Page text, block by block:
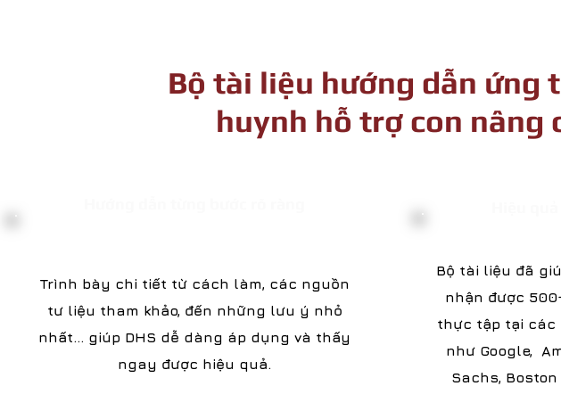
Bộ tài liệu hướng dẫn ứng
huynh hỗ trợ con nâng
Trình bày chi tiết từ cách làm, các nguồn
tư liệu tham khảo, đến những lưu ý nhỏ
nhất… giúp DHS dễ dàng áp dụng và thấy
ngay được hiệu quả.
Bộ tài liệu đã
nhận được
thực tập tại các
như Google,
Sachs, Boston